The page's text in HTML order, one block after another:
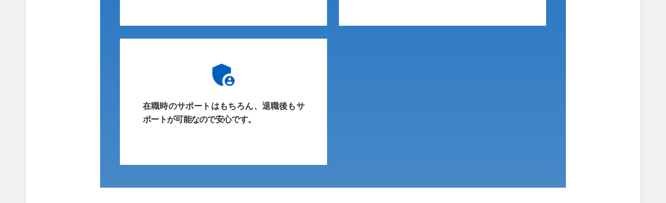
在職時のサポートはもちろん、退職後もサ
ポートが可能なので安心です。